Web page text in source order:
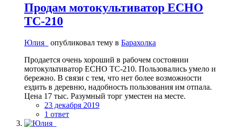
Продам мотокультиватор ECHO
TC-210
Юлия_ опубликовал тему в Барахолка
Продается очень хороший в рабочем состоянии
мотокультиватор ECHO TC-210. Пользовались умело и
бережно. В связи с тем, что нет более возможности
ездить в деревню, надобность пользования им отпала.
Цена 17 тыс. Разумный торг уместен на месте.
23 декабря 2019
1 ответ